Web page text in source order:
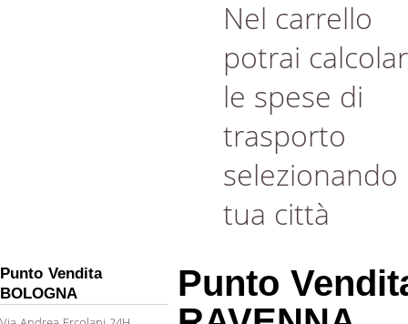
Nel carrello
potrai
le spese di
trasporto
selezionando
tua città
Punto Vendita
BOLOGNA
Punto